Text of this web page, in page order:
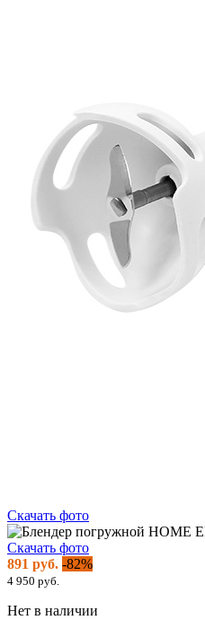
Скачать фото
Скачать фото
891 руб. -82%
4 950 руб.
Нет в наличии